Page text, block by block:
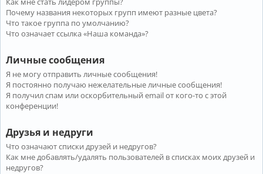
Почему названия некоторых групп имеют разные цвета?
Что такое группа по умолчанию?
Что означает ссылка «Наша команда»?
Личные сообщения
Я не могу отправить личные сообщения!
Я постоянно получаю нежелательные личные сообщения!
Я получил спам или оскорбительный email от кого-то с этой
конференции!
Друзья и недруги
Что означают списки друзей и недругов?
Как мне добавлять/удалять пользователей в списках моих друзей и
недругов?